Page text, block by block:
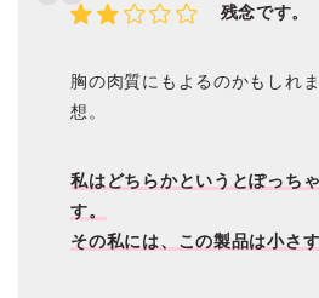
残念です。
胸の肉質にもよるのかもしれ
想。
私はどちらかというとぽっち
す。
その私には、この製品は小さす